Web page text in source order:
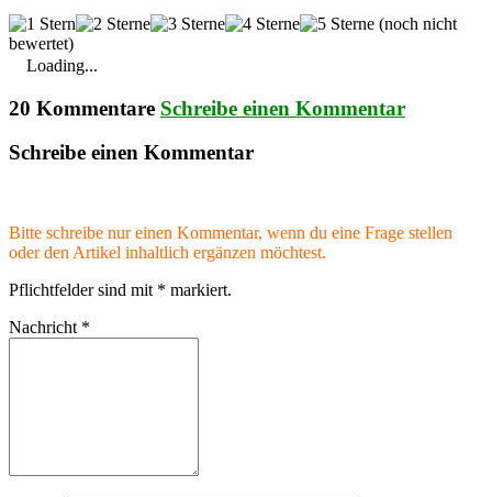
(noch nicht
bewertet)
Loading...
20 Kommentare Schreibe einen Kommentar
Schreibe einen Kommentar
Bitte schreibe nur einen Kommentar, wenn du eine Frage stellen
oder den Artikel inhaltlich ergänzen möchtest.
Pflichtfelder sind mit * markiert.
Nachricht *